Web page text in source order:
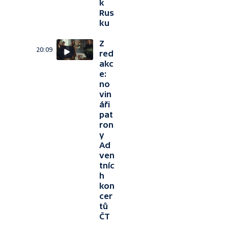
k
Rus
ku
20:09
Z
red
akc
e:
no
vin
áři
pat
ron
y
Ad
ven
tníc
h
kon
cer
tů
ČT